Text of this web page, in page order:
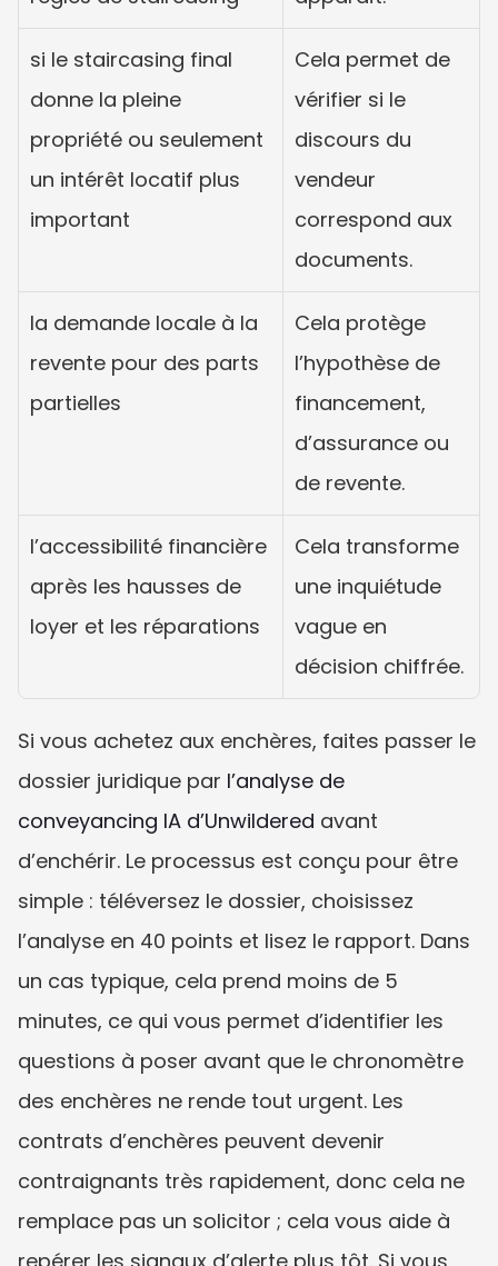
si le staircasing final
donne la pleine
propriété ou seulement
un intérêt locatif plus
important
Cela permet de
vérifier si le
discours du
vendeur
correspond aux
documents.
la demande locale à la
revente pour des parts
partielles
Cela protège
l’hypothèse de
financement,
d’assurance ou
de revente.
l’accessibilité financière
après les hausses de
loyer et les réparations
Cela transforme
une inquiétude
vague en
décision chiffrée.
Si vous achetez aux enchères, faites passer le
dossier juridique par l’analyse de
conveyancing IA d’Unwildered avant
d’enchérir. Le processus est conçu pour être
simple : téléversez le dossier, choisissez
l’analyse en 40 points et lisez le rapport. Dans
un cas typique, cela prend moins de 5
minutes, ce qui vous permet d’identifier les
questions à poser avant que le chronomètre
des enchères ne rende tout urgent. Les
contrats d’enchères peuvent devenir
contraignants très rapidement, donc cela ne
remplace pas un solicitor ; cela vous aide à